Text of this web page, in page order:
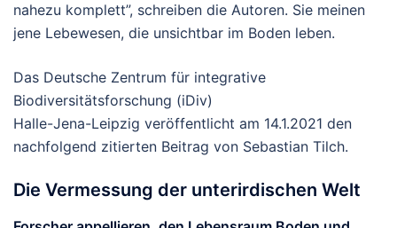
nahezu komplett”, schreiben die Autoren. Sie meinen
jene Lebewesen, die unsichtbar im Boden leben.
Das Deutsche Zentrum für integrative
Biodiversitätsforschung (iDiv)
Halle-Jena-Leipzig veröffentlicht am 14.1.2021 den
nachfolgend zitierten Beitrag von Sebastian Tilch.
Die Vermessung der unterirdischen Welt